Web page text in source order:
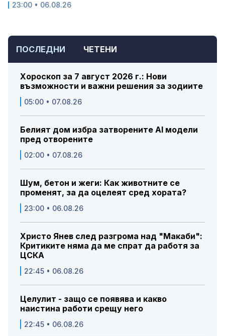
ПОСЛЕДНИ ЧЕТЕНИ
Хороскоп за 7 август 2026 г.: Нови
възможности и важни решения за зодиите
05:00 • 07.08.26
Белият дом избра затворените AI модели
пред отворените
02:00 • 07.08.26
Шум, бетон и жеги: Как животните се
променят, за да оцелеят сред хората?
23:00 • 06.08.26
Христо Янев след разгрома над "Макаби":
Критиките няма да ме спрат да работя за
ЦСКА
22:45 • 06.08.26
Целулит - защо се появява и какво
наистина работи срещу него
22:45 • 06.08.26
23:00 • 06.08.26